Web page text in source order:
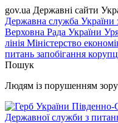
gov.ua Державні сайти
Державна служба України
Верховна Рада України
лінія Міністерство
питань запобігання
Пошук
Людям із порушенням зору
Південно-
Державної служби з